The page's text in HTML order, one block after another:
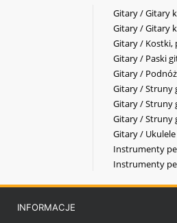
Gitary / Gitary
Gitary / Gitary
Gitary / Kostki,
Gitary / Paski
Gitary /
Gitary / Struny
Gitary / Struny
Gitary / Struny
Gitary / Ukulele
Instrumenty
Instrumenty
INFORMACJE